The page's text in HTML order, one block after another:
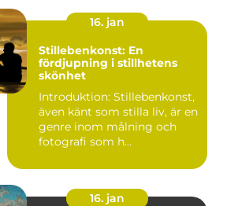
16. jan
Stillebenkonst: En
fördjupning i stillhetens
skönhet
Introduktion: Stillebenkonst,
även känt som stilla liv, är en
genre inom målning och
fotografi som h...
16. jan